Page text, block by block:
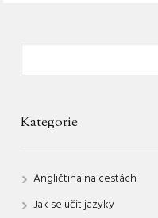
Kategorie
Angličtina na cestách
Jak se učit jazyky